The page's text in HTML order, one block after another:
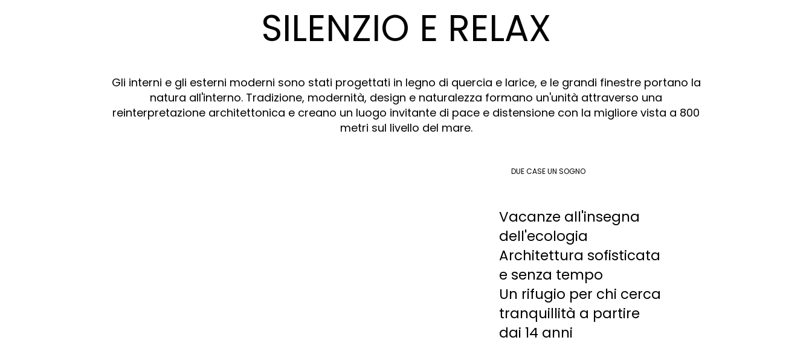
SILENZIO E RELAX
Gli interni e gli esterni moderni sono stati progettati in legno di quercia e larice, e le grandi finestre portano la
natura all'interno. Tradizione, modernità, design e naturalezza formano un'unità attraverso una
reinterpretazione architettonica e creano un luogo invitante di pace e distensione con la migliore vista a 800
metri sul livello del mare.
DUE CASE UN SOGNO
Vacanze all'insegna
dell'ecologia
Architettura sofisticata
e senza tempo
Un rifugio per chi cerca
tranquillità a partire
dai 14 anni